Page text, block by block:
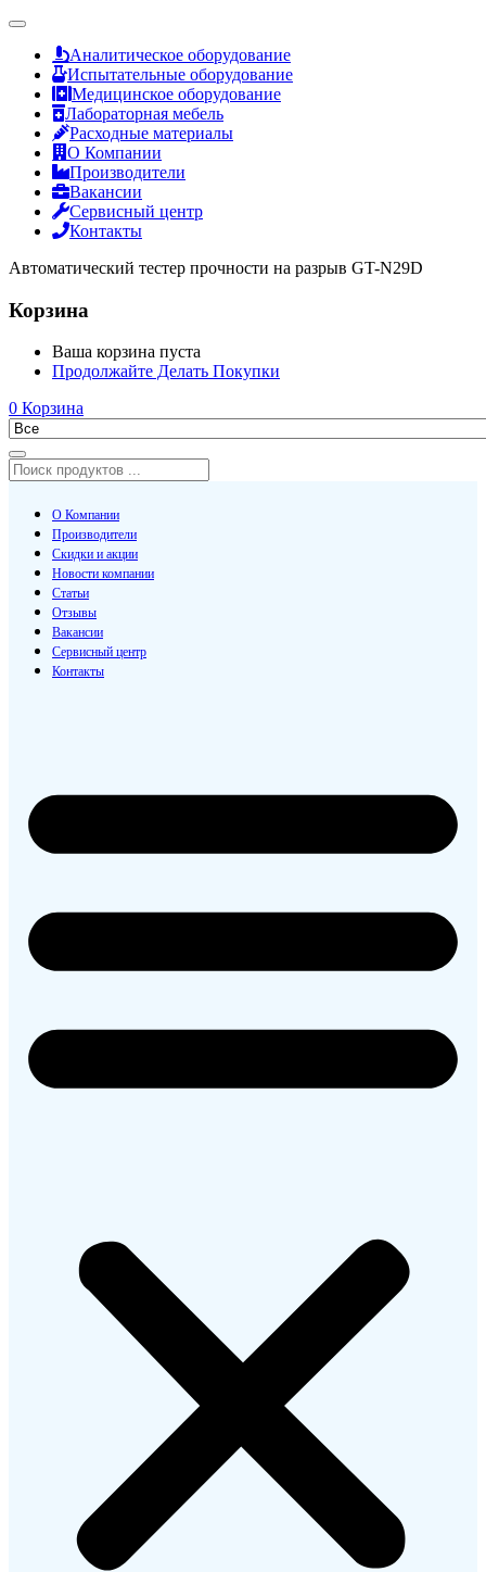
Аналитическое оборудование
Испытательные оборудование
Медицинское оборудование
Лабораторная мебель
Расходные материалы
О Компании
Производители
Вакансии
Сервисный центр
Контакты
Автоматический тестер прочности на разрыв GT-N29D
Корзина
Ваша корзина пуста
Продолжайте Делать Покупки
0 Корзина
О Компании
Производители
Скидки и акции
Новости компании
Статьи
Отзывы
Вакансии
Сервисный центр
Контакты